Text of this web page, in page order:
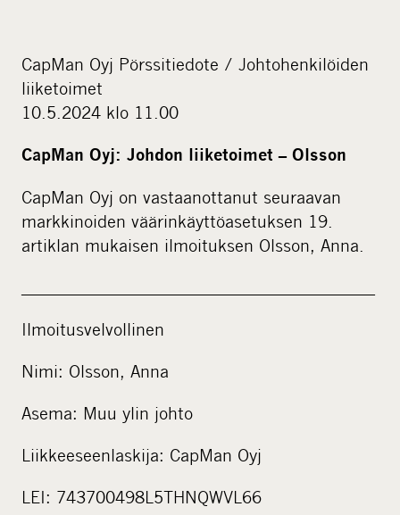
a
m
d
a
CapMan Oyj Pörssitiedote / Johtohenkilöiden
liiketoimet
10.5.2024 klo 11.00
CapMan Oyj: Johdon liiketoimet – Olsson
CapMan Oyj on vastaanottanut seuraavan
markkinoiden väärinkäyttöasetuksen 19.
artiklan mukaisen ilmoituksen Olsson, Anna.
Ilmoitusvelvollinen
Nimi: Olsson, Anna
Asema: Muu ylin johto
Liikkeeseenlaskija: CapMan Oyj
LEI: 743700498L5THNQWVL66